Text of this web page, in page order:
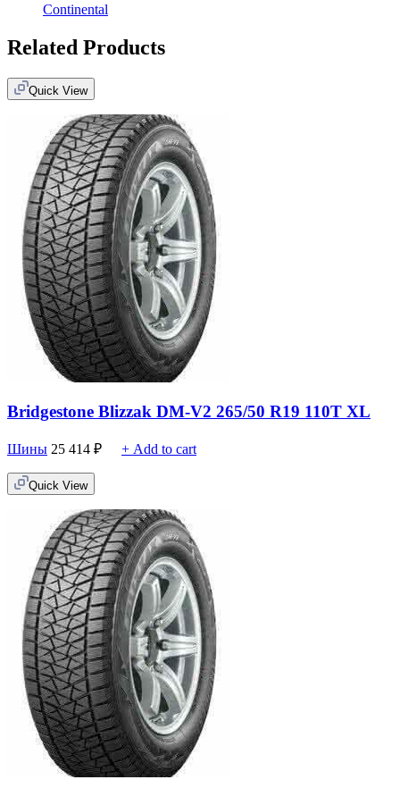
Continental
Related Products
Quick View
Bridgestone Blizzak DM-V2 265/50 R19 110T XL
Шины 25 414 ₽ + Add to cart
Quick View